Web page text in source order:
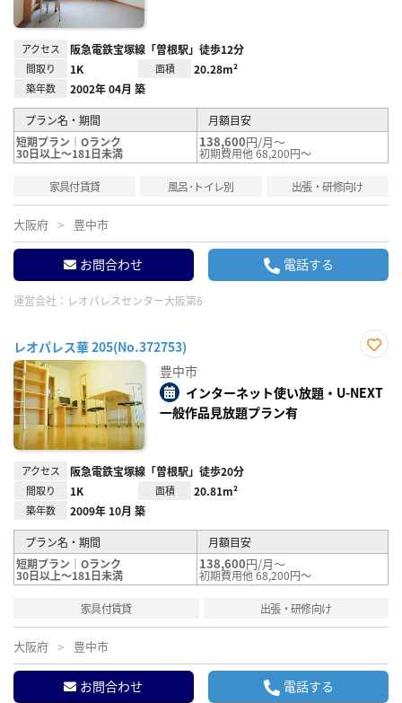
アクセス 阪急電鉄宝塚線「曽根駅」徒歩12分
間取り 1K 面積 20.28m²
築年数 2002年 04月 築
プラン名・期間
月額目安
短期プラン｜Oランク
30日以上～181日未満
138,600円/月～
初期費用他 68,200円～
家具付賃貸 風呂･トイレ別 出張・研修向け
大阪府 豊中市
お問合わせ 電話する
運営会社： レオパレスセンター大阪第6
レオパレス華 205(No.372753)
り登
録
豊中市
インターネット使い放題・U-NEXT
一般作品見放題プラン有
アクセス 阪急電鉄宝塚線「曽根駅」徒歩20分
間取り 1K 面積 20.81m²
築年数 2009年 10月 築
プラン名・期間
月額目安
短期プラン｜Oランク
30日以上～181日未満
138,600円/月～
初期費用他 68,200円～
家具付賃貸 出張・研修向け
大阪府 豊中市
お問合わせ 電話する